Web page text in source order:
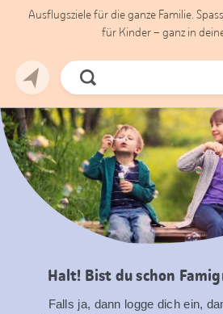
Ausflugsziele für die ganze Familie.
für Kinder – ganz in
Jetzt
Suchen
Halt! Bist du schon
Falls ja, dann logge dich ein,